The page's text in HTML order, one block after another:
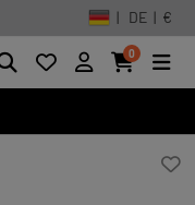
| DE | €
0